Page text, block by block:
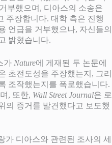
부했으며, 디아스의 소송은
주장합니다. 대학 측은 진행
언급을 거부했으나, 자신들의
밝혔습니다.
가 Nature에 게재된 두 논문에
초전도성을 주장했는지, 그리
조작했는지를 폭로했습니다.
, 또한, Wall Street Journal은 로
의 증거를 발견했다고 보도했
가 디아스와 관련된 조사의 세